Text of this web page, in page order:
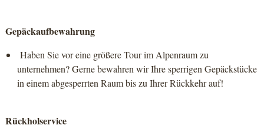
Gepäckaufbewahrung
Haben Sie vor eine größere Tour im Alpenraum zu
unternehmen? Gerne bewahren wir Ihre sperrigen Gepäckstücke
in einem abgesperrten Raum bis zu Ihrer Rückkehr auf!
Rückholservice